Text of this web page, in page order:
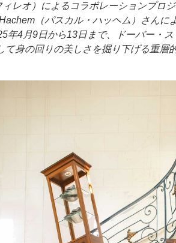
レオ）によるコラボレーションプロ
（パスカル・ハッヘム）さんに
年4月9日から13日まで、ドーバー・
身の回りの美しさを掘り下げる重層